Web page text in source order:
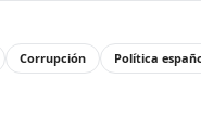
Corrupción Política